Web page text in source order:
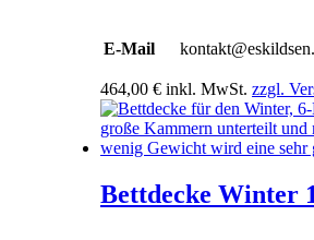
E-Mail
464,00 € inkl. MwSt. zzgl.
Bettdecke Winter